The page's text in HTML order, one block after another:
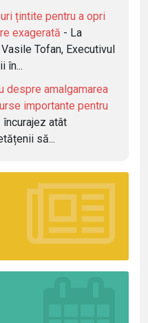
țintite pentru a opri
exagerată - La
Tofan, Executivul
în...
despre amalgamarea
importante pentru
încurajez atât
să...